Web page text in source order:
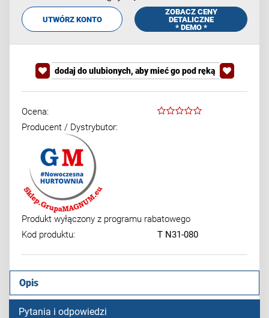
UTWÓRZ KONTO
ZOBACZ CENY
DETALICZNE
* DEMO *
dodaj do ulubionych, aby mieć go pod ręką
Ocena:
Producent / Dystrybutor:
Produkt wyłączony z programu rabatowego
Kod produktu:
T N31-080
Opis
Pytania i odpowiedzi